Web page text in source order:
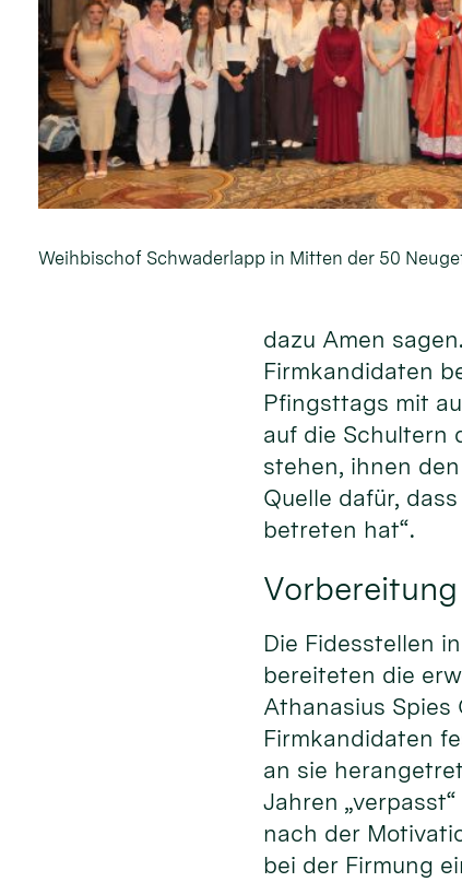
Weihbischof Schwaderlapp in Mitten der 50
dazu Amen
Firmkandidaten
Pfingsttags mit
auf die Schultern
stehen, ihnen
Quelle dafür,
betreten hat“.
Die Fidesstellen
bereiteten die
Athanasius Spies
Firmkandidaten
an sie
Jahren
nach der
bei der Firmung